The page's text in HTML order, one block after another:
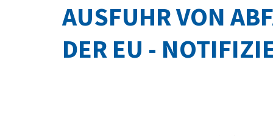
AUSFUHR VON
DER EU -